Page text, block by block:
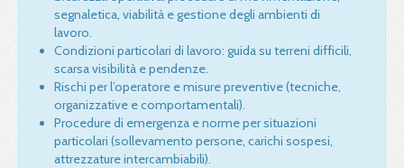
segnaletica, viabilità e gestione degli ambienti di
lavoro.
Condizioni particolari di lavoro: guida su terreni difficili,
scarsa visibilità e pendenze.
Rischi per l’operatore e misure preventive (tecniche,
organizzative e comportamentali).
Procedure di emergenza e norme per situazioni
particolari (sollevamento persone, carichi sospesi,
attrezzature intercambiabili).